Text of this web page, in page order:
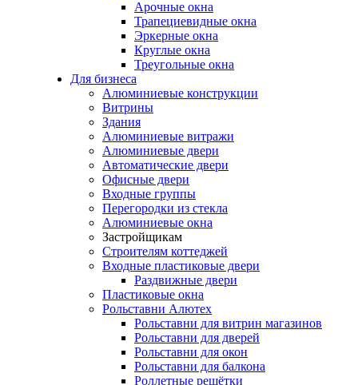
Арочные окна
Трапециевидные окна
Эркерные окна
Круглые окна
Треугольные окна
Для бизнеса
Алюминиевые конструкции
Витрины
Здания
Алюминиевые витражи
Алюминиевые двери
Автоматические двери
Офисные двери
Входные группы
Перегородки из стекла
Алюминиевые окна
Застройщикам
Строителям коттеджей
Входные пластиковые двери
Раздвижные двери
Пластиковые окна
Рольставни Алютех
Рольставни для витрин магазинов
Рольставни для дверей
Рольставни для окон
Рольставни для балкона
Роллетные решётки